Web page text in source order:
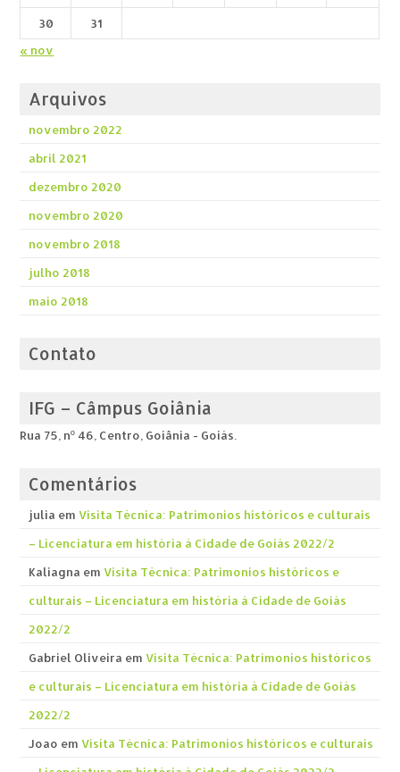
30
31
« nov
Arquivos
novembro 2022
abril 2021
dezembro 2020
novembro 2020
novembro 2018
julho 2018
maio 2018
Contato
IFG – Câmpus Goiânia
Rua 75, nº 46, Centro, Goiânia - Goiás.
Comentários
julia em Visita Técnica: Patrimonios históricos e culturais
– Licenciatura em história á Cidade de Goiás 2022/2
Kaliagna em Visita Técnica: Patrimonios históricos e
culturais – Licenciatura em história á Cidade de Goiás
2022/2
Gabriel Oliveira em Visita Técnica: Patrimonios históricos
e culturais – Licenciatura em história á Cidade de Goiás
2022/2
Joao em Visita Técnica: Patrimonios históricos e culturais